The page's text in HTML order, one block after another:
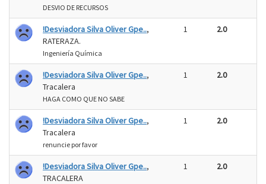
DESVIO DE RECURSOS
!Desviadora Silva Oliver Gpe..,
RATERAZA.
Ingeniería Química
1 2.0
!Desviadora Silva Oliver Gpe..,
Tracalera
HAGA COMO QUE NO SABE
1 2.0
!Desviadora Silva Oliver Gpe..,
Tracalera
renuncie por favor
1 2.0
!Desviadora Silva Oliver Gpe..,
TRACALERA
1 2.0